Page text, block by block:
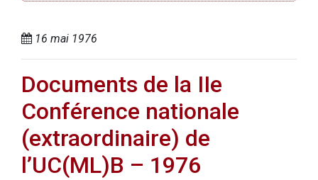
16 mai 1976
Documents de la IIe
Conférence nationale
(extraordinaire) de
l’UC(ML)B – 1976